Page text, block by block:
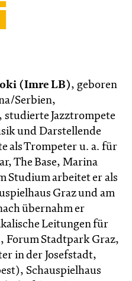
(Imre LB), geboren
Serbien,
studierte Jazztrompete
und Darstellende
als Trompeter u. a. für
The Base, Marina
Studium arbeitet er als
Graz und am
übernahm er
Leitungen für
Forum Stadtpark Graz,
in der Josefstadt,
Schauspielhaus